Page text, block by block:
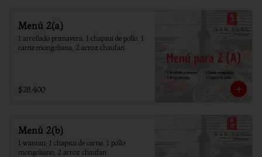
Menú 2(a)
1 arrollado primavera, 1 chapsui de pollo, 1
carne mongoliana, 2 arroz chaufan
$28.400
Menú 2(b)
1 wantan, 1 chapsui de carne, 1 pollo
mongoliano, 2 arroz chaufan